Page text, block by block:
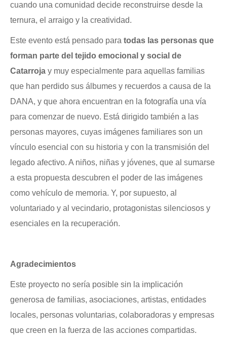
cuando una comunidad decide reconstruirse desde la
ternura, el arraigo y la creatividad.
Este evento está pensado para todas las personas que
forman parte del tejido emocional y social de
Catarroja y muy especialmente para aquellas familias
que han perdido sus álbumes y recuerdos a causa de la
DANA, y que ahora encuentran en la fotografía una vía
para comenzar de nuevo. Está dirigido también a las
personas mayores, cuyas imágenes familiares son un
vínculo esencial con su historia y con la transmisión del
legado afectivo. A niños, niñas y jóvenes, que al sumarse
a esta propuesta descubren el poder de las imágenes
como vehículo de memoria. Y, por supuesto, al
voluntariado y al vecindario, protagonistas silenciosos y
esenciales en la recuperación.
Agradecimientos
Este proyecto no sería posible sin la implicación
generosa de familias, asociaciones, artistas, entidades
locales, personas voluntarias, colaboradoras y empresas
que creen en la fuerza de las acciones compartidas.